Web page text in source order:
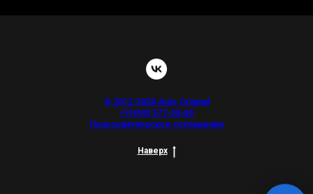
© 2012-2026 Auto Original
+7(499) 577-00-80
Пользовательское соглашение
Наверх